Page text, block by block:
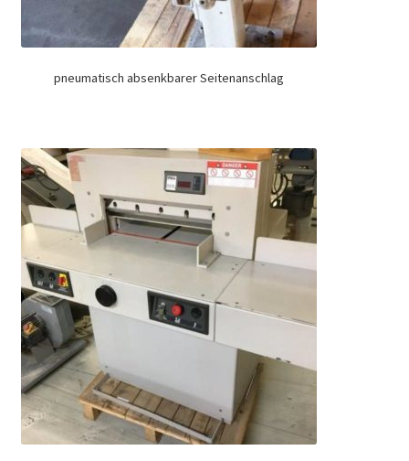
pneumatisch absenkbarer Seitenanschlag